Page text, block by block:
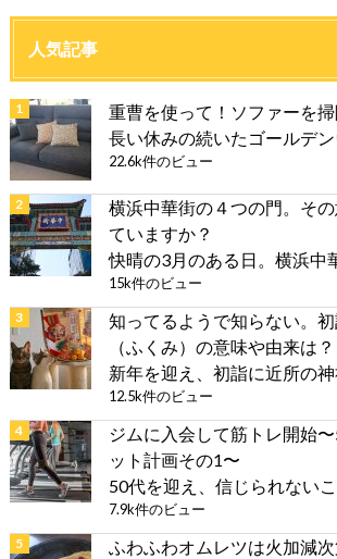
人気記事
重曹を使って！ソファーを掃
長い休みの続いたゴールデ
22.6k件のビュー
横浜中華街の４つの門。そ
ていますか？
快晴の3月のある日。横浜中
15k件のビュー
知ってるようで知らない。
（ふくみ）の意味や由来は？
新年を迎え、初詣に近所の
12.5k件のビュー
ジムに入会して筋トレ開始
ット計画その1〜
50代を迎え、信じられない
7.9k件のビュー
ふわふわオムレツは火加減